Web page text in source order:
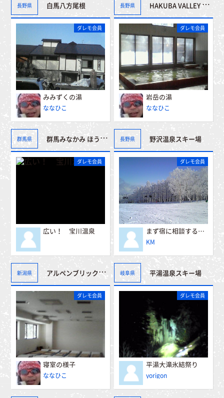
長野県 白馬八方尾根
ダレモ会員
みみずくの湯
ななひこ
長野県 HAKUBA VALLEY 白馬岩岳スノーフィールド
ダレモ会員
岩岳の湯
ななひこ
群馬県 群馬みなかみ ほうだいぎスキー場
ダレモ会員
広い！ 宝川温泉
長野県 野沢温泉スキー場
ダレモ会員
まず宿に相談するべし！
KM
新潟県 アルペンブリックスパ日帰り温泉
ダレモ会員
寝室の様子
ななひこ
岐阜県 平湯温泉スキー場
ダレモ会員
平湯大滝氷結祭り
yorigon